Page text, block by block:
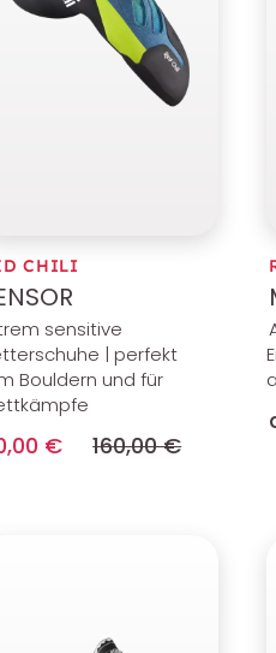
CHILI
sensitive
| perfekt
Bouldern und für
€ 160,00 €